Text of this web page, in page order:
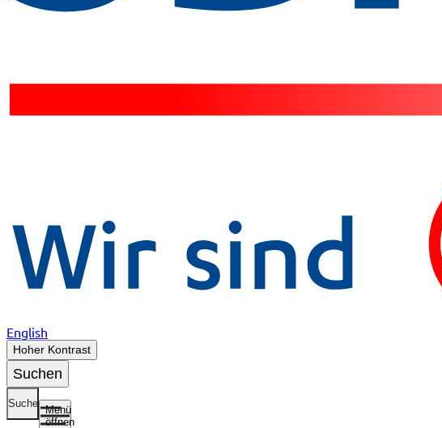
English
Hoher Kontrast
Suchen
Suche
Menü
öffnen